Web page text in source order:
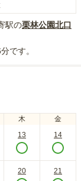
駅の栗林公園北口
です。
木 金
13 14
20 21